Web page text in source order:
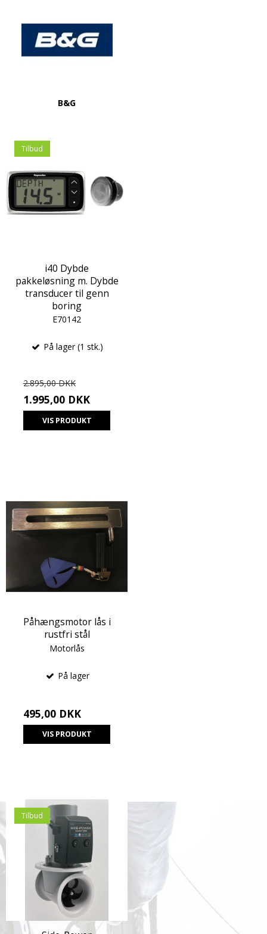
B&G
Tilbud
i40 Dybde
pakkeløsning m. Dybde
transducer til genn
boring
E70142
På lager (1 stk.)
2.895,00 DKK
1.995,00 DKK
VIS PRODUKT
Påhængsmotor lås i
rustfri stål
Motorlås
På lager
495,00 DKK
VIS PRODUKT
Tilbud